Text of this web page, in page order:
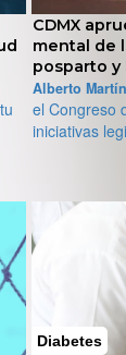
México
así
gratuita
Redacción
Hubo un
el